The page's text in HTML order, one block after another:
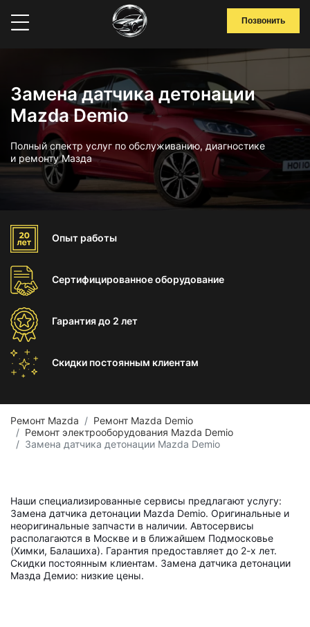
Позвонить
Замена датчика детонации
Mazda Demio
Полный спектр услуг по обслуживанию, диагностике
и ремонту Мазда
Опыт работы
Сертифицированноеоборудование
Гарантиядо 2 лет
Скидки постоянным клиентам
Ремонт Mazda
Ремонт Mazda Demio
Ремонт электрооборудования Mazda Demio
Замена датчика детонации Mazda Demio
Наши специализированные сервисы предлагают услугу:
Замена датчика детонации Mazda Demio. Оригинальные и
неоригинальные запчасти в наличии. Автосервисы
располагаются в Москве и в ближайшем Подмосковье
(Химки, Балашиха). Гарантия предоставляет до 2-х лет.
Скидки постоянным клиентам. Замена датчика детонации
Мазда Демио: низкие цены.